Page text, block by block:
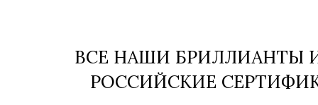
ВСЕ НАШИ БРИЛЛИАНТЫ
РОССИЙСКИЕ